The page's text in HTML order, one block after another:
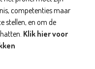
competenties maar
stellen, en om de
Klik hier voor